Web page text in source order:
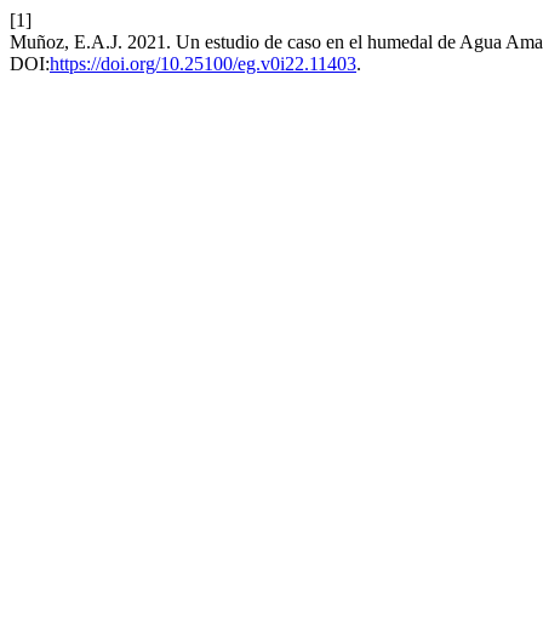
[1]
Muñoz, E.A.J. 2021. Un estudio de caso en el humedal de Agua
DOI:https://doi.org/10.25100/eg.v0i22.11403.